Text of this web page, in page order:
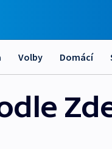
Volby Domácí